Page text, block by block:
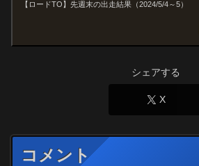
【ロードTO】先週末の出走結果（2024/5/4～5）
シェアする
X
コメント